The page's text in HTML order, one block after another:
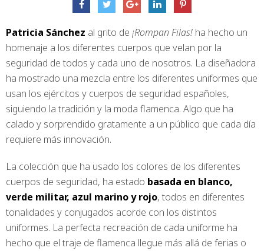
Patricia Sánchez al grito de ¡Rompan Filas! ha hecho un
homenaje a los diferentes cuerpos que velan por la
seguridad de todos y cada uno de nosotros. La diseñadora
ha mostrado una mezcla entre los diferentes uniformes que
usan los ejércitos y cuerpos de seguridad españoles,
siguiendo la tradición y la moda flamenca. Algo que ha
calado y sorprendido gratamente a un público que cada día
requiere más innovación.
La colección que ha usado los colores de los diferentes
cuerpos de seguridad, ha estado basada en blanco,
verde militar, azul marino y rojo, todos en diferentes
tonalidades y conjugados acorde con los distintos
uniformes. La perfecta recreación de cada uniforme ha
hecho que el traje de flamenca llegue más allá de ferias o